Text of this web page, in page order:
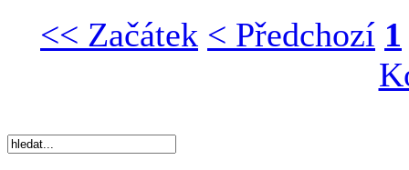
<< Začátek < Předchozí 1